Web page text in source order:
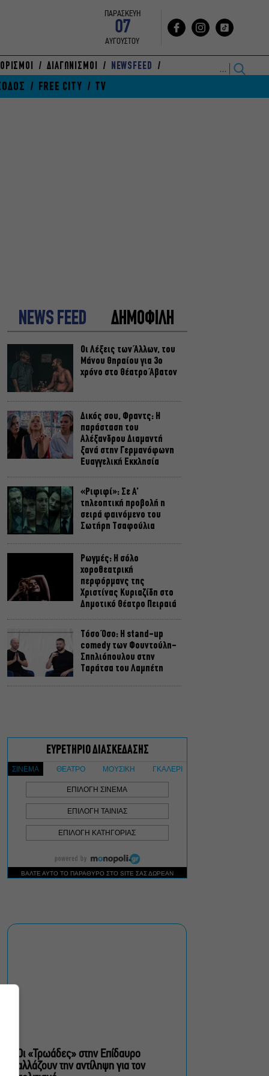
ΠΑΡΑΣΚΕΥΗ
07
ΑΥΓΟΥΣΤΟΥ
ΔΙΑΓΩΝΙΣΜΟΙ NEWSFEED
FREE CITY TV
NEWS FEED ΔΗΜΟΦΙΛΗ
Οι Λέξεις των Άλλων, του
Μάνου Θηραίου για 3ο
χρόνο στο Θέατρο Άβατον
Δικός σου, Φραντς: Η
παράσταση του
Αλέξανδρου Διαμαντή
ξανά στην Γερμανόφωνη
Ευαγγελική Εκκλησία
«Ριφιφί»: Σε Α’
τηλεοπτική προβολή η
σειρά φαινόμενο του
Σωτήρη Τσαφούλια
Ρωγμές: Η σόλο
χοροθεατρική
περφόρμανς της
Χριστίνας Κυριαζίδη στο
Δημοτικό Θέατρο Πειραιά
Τόσο Όσο: Η stand-up
comedy των Φουντούλη-
Σπηλιόπουλου στην
Ταράτσα του Λαμπέτη
σινεμά στην Ταράτσα του
Λαμπέτη
Η συναυλιακή σεζόν
κορυφώνεται τον
Σεπτέμβριο
Τουλάχιστον 1.500 έλεγχοι
σε 300 παραλίες –
Πρόστιμα έως 73.000€ για
αυθαίρετες καταλήψεις
Πέντε διηγήματα του
Οι «Τρωάδες» στην Επίδαυρο
αλλάζουν την αντίληψη για τον